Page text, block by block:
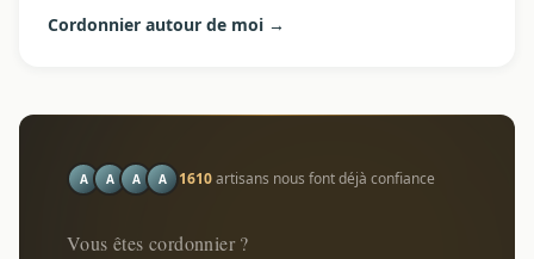
Cordonnier autour de moi →
A A A A 1610artisans nous font déjà confiance
Vous êtes cordonnier ?